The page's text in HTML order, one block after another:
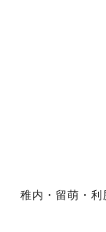
稚内・留萌・利